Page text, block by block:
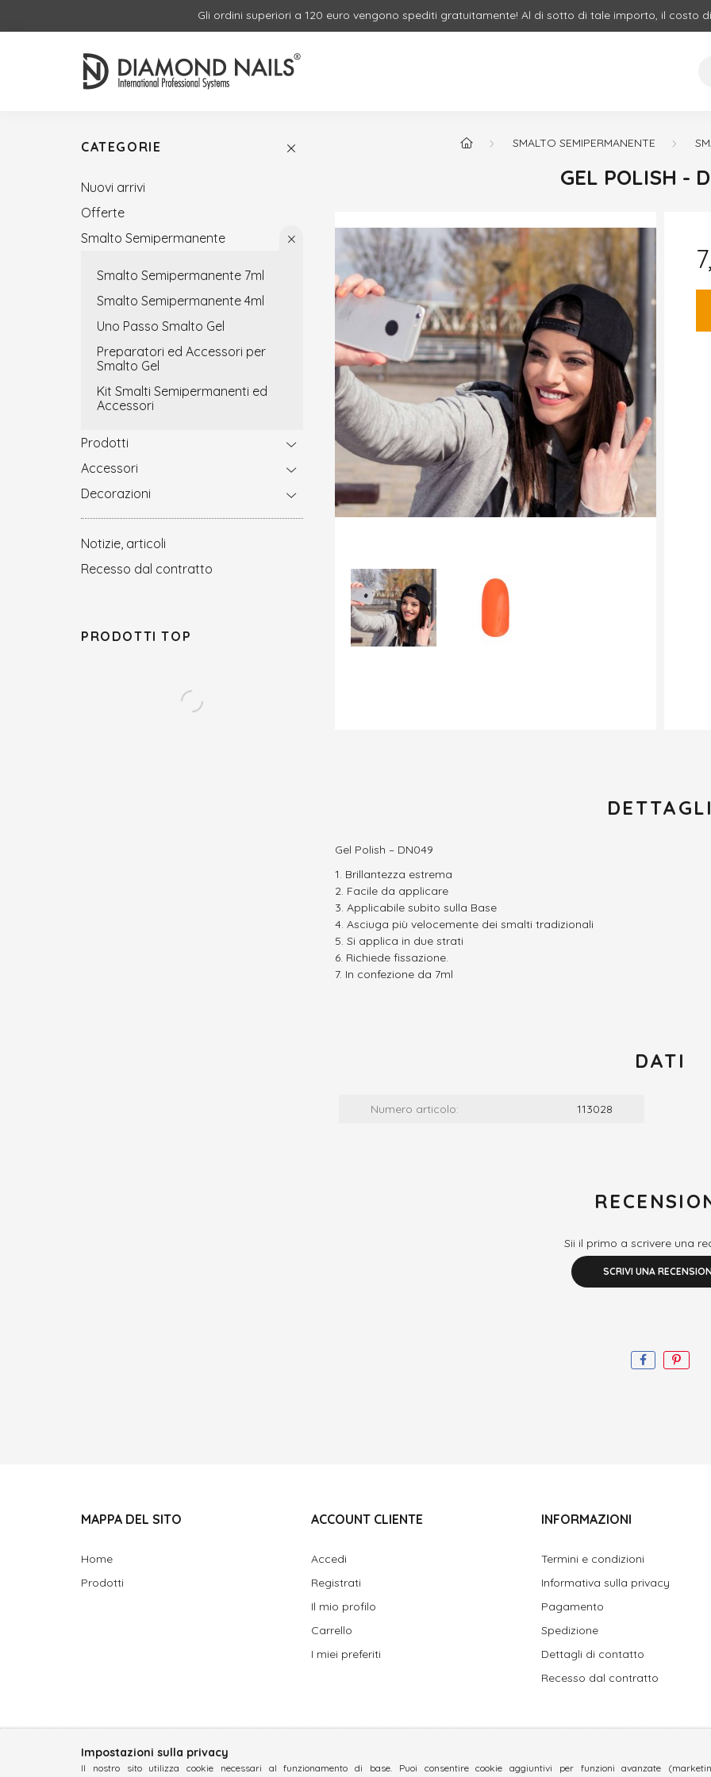
Gli ordini superiori a 120 euro vengono spediti gratuitamente! Al di sotto di tale importo, il costo
CATEGORIE
Nuovi arrivi
Offerte
Smalto Semipermanente
Smalto Semipermanente 7ml
Smalto Semipermanente 4ml
Uno Passo Smalto Gel
Preparatori ed Accessori per
Smalto Gel
Kit Smalti Semipermanenti ed
Accessori
Prodotti
Accessori
Decorazioni
Notizie, articoli
Recesso dal contratto
PRODOTTI TOP
SMALTO SEMIPERMANENTE
GEL POLISH -
Gel Polish – DN049
Brillantezza estrema
Facile da applicare
Applicabile subito sulla Base
Asciuga più velocemente dei smalti tradizionali
Si applica in due strati
Richiede fissazione.
In confezione da 7ml
DATI
Numero articolo: 113028
Sii il primo a scrivere una
SCRIVI UNA
MAPPA DEL SITO
Home
Prodotti
ACCOUNT CLIENTE
Accedi
Registrati
Il mio profilo
Carrello
I miei preferiti
INFORMAZIONI
Termini e condizioni
Informativa sulla privacy
Pagamento
Spedizione
Dettagli di contatto
Recesso dal contratto
Impostazioni sulla privacy
Il nostro sito utilizza cookie necessari al funzionamento di base. Puoi consentire cookie aggiuntivi per funzioni avanzate